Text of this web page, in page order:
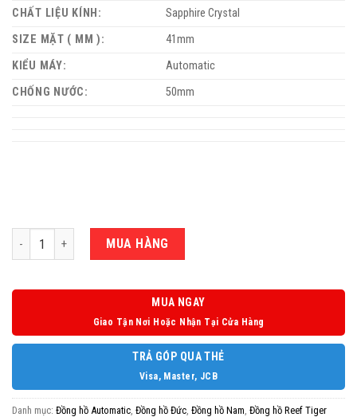
CHẤT LIỆU KÍNH:
Sapphire Crystal
SIZE MẶT ( MM ):
41mm
KIỂU MÁY:
Automatic
CHỐNG NƯỚC:
50mm
Số lượng MUA HÀNG
MUA NGAY
Giao Tận Nơi Hoặc Nhận Tại Cửa Hàng
TRẢ GÓP QUA THẺ
Visa, Master, JCB
Danh mục: Đồng hồ Automatic Đồng hồ Đức Đồng hồ Nam Đồng hồ Reef Tiger